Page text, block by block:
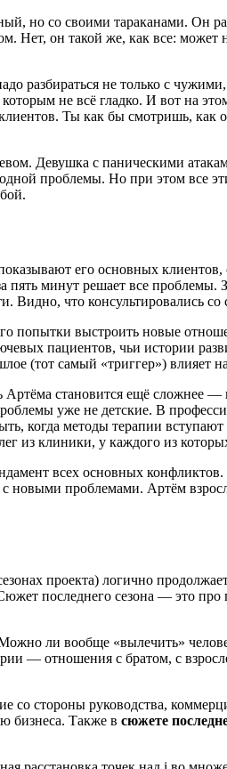
но со своими тараканами. Он
Нет, он такой же, как все:
разбираться не только с
не всё гладко. И вот на
Ты как бы смотришь,
Девушка с паническими
проблемы. Но при этом все
его основных
пять минут решает все
Видно, что консультировались со
попытки выстроить новые
пациентов, чьи истории
(тот самый «триггер») влияет
становится ещё сложнее
уже не детские. В
когда методы терапии
из клиники, у каждого из
всех основных
новыми проблемами. Артём
проекта) логично
последнего сезона — это
ли вообще «вылечить»
— отношения с братом, с
стороны руководства,
бизнеса. Также в сюжете